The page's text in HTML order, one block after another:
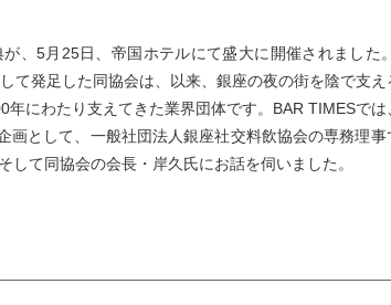
、5月25日、帝国ホテルにて盛大に開催されました
て発足した同協会は、以来、銀座の夜の街を陰で支え
にわたり支えてきた業界団体です。BAR TIMESでは
として、一般社団法人銀座社交料飲協会の専務理事
て同協会の会長・岸久氏にお話を伺いました。